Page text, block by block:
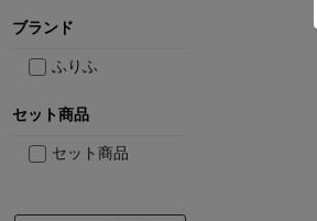
ブランド
ふりふ
セット商品
セット商品